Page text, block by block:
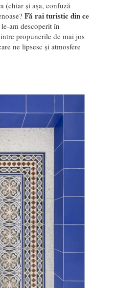
(chiar și așa, confuză
Fă rai turistic din ce
am descoperit în
propunerile de mai jos
ne lipsesc și atmosfere